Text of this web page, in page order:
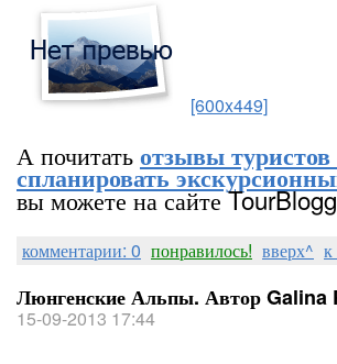
[600x449]
А почитатьотзывы
спланировать
вы можете на сайте
комментарии: 0 понравилось! вверх^ к
Люнгенские Альпы. Автор Galina
15-09-2013 17:44